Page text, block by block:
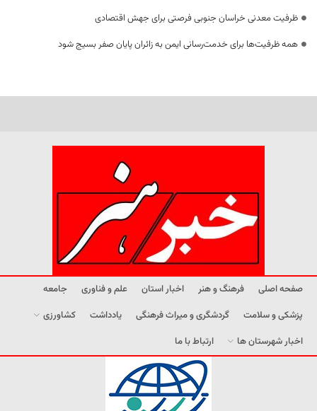
ظرفیت معدنی خراسان جنوبی فرصتی برای جهش اقتصادی
همه ظرفیت‌ها برای خدمت‌رسانی ایمن به زائران پایان صفر بسیج شود
صفحه اصلی فرهنگ و هنر اخبار استان علم و فناوری
جامعه
پزشکی و سلامت
گردشگری و میراث فرهنگی یادداشت
کشاورزی
اخبار شهرستان ها
ارتباط با ما